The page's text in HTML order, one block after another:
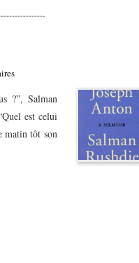
?”, Salman
est celui
matin tôt son